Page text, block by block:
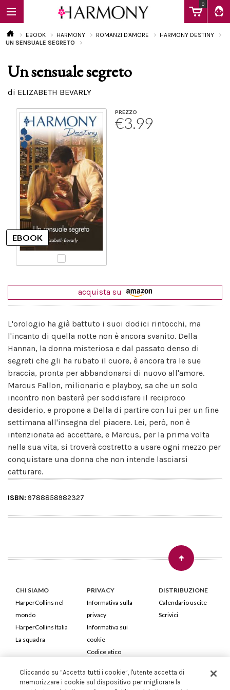
0
EBOOK
Calendario
EBOOK HARMONY ROMANZI D'AMORE
HARMONY DESTINY
UN SENSUALE SEGRETO
Un sensuale segreto
di ELIZABETH BEVARLY
PREZZO
€3.99
acquista su
L'orologio ha già battuto i suoi dodici rintocchi, ma
l'incanto di quella notte non è ancora svanito. Della
Hannan, la donna misteriosa e dal passato denso di
segreti che gli ha rubato il cuore, è ancora tra le sue
braccia, pronta per abbandonarsi di nuovo all'amore.
Marcus Fallon, milionario e playboy, sa che un solo
incontro non basterà per soddisfare il reciproco
desiderio, e propone a Della di partire con lui per un fine
settimana all'insegna del piacere. Lei, però, non è
intenzionata ad accettare, e Marcus, per la prima volta
nella sua vita, si troverà costretto a usare ogni mezzo per
conquistare una donna che non intende lasciarsi
catturare.
ISBN: 9788858982327
CHI SIAMO
HarperCollins nel
mondo
HarperCollins Italia
La squadra
PRIVACY
Informativa sulla
privacy
Informativa sui
cookie
Codice etico
DISTRIBUZIONE
Calendario uscite
Scrivici
HarperCollins Italia S.p.A. Viale Monte Nero, 84 - 20135 Milano
Cliccando su “Accetta tutti i cookie”, l'utente accetta di
memorizzare i cookie sul dispositivo per migliorare la